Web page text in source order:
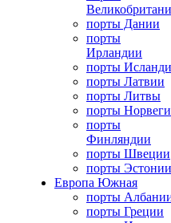
порты Дании
порты
Ирландии
порты
порты Латвии
порты Литвы
порты
порты
Финляндии
порты Швеции
порты Эстонии
Европа Южная
порты
порты Греции